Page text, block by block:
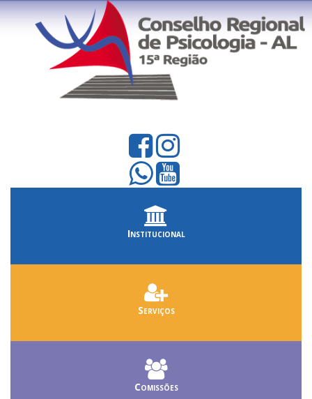
Institucional
Serviços
Comissões